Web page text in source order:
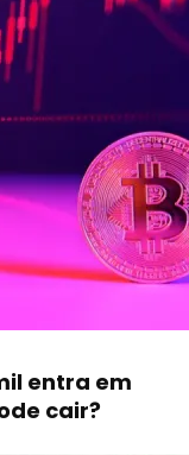
entra em
cair?